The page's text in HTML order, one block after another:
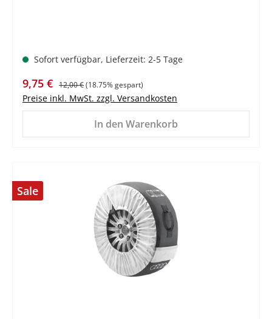
Sofort verfügbar, Lieferzeit: 2-5 Tage
Verkaufspreis:
9,75 € Regulärer Preis:
12,00 €(18.75% gespart)
Preise inkl. MwSt. zzgl. Versandkosten
In den Warenkorb
Sale